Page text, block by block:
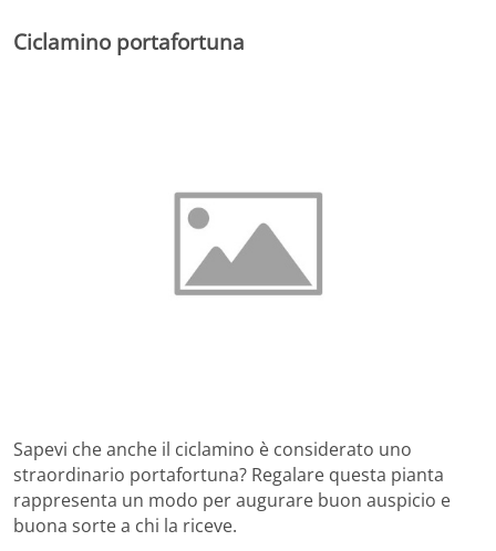
Ciclamino portafortuna
Sapevi che anche il ciclamino è considerato uno
straordinario portafortuna? Regalare questa pianta
rappresenta un modo per augurare buon auspicio e
buona sorte a chi la riceve.